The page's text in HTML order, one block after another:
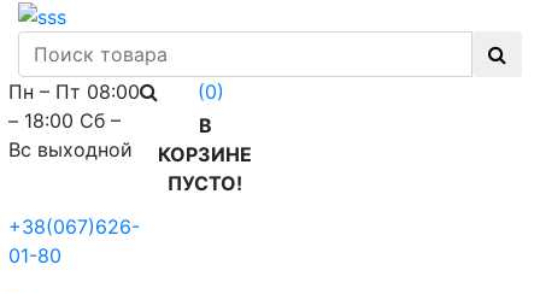
Пн – Пт 08:00
– 18:00 Сб –
Вс выходной
+38(067)626-
01-80
(0)
В
КОРЗИНЕ
ПУСТО!